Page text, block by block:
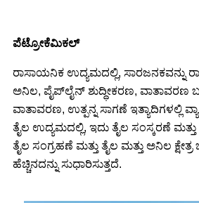
ಪೆಟ್ರೋಕೆಮಿಕಲ್
ರಾಸಾಯನಿಕ ಉದ್ಯಮದಲ್ಲಿ, ಸಾರಜನಕವನ್ನು
ಅನಿಲ, ಪೈಪ್‌ಲೈನ್ ಶುದ್ಧೀಕರಣ, ವಾತಾವರಣ
ವಾತಾವರಣ, ಉತ್ಪನ್ನ ಸಾಗಣೆ ಇತ್ಯಾದಿಗಳಲ್ಲಿ
ತೈಲ ಉದ್ಯಮದಲ್ಲಿ, ಇದು ತೈಲ ಸಂಸ್ಕರಣೆ ಮತ್ತು
ತೈಲ ಸಂಗ್ರಹಣೆ ಮತ್ತು ತೈಲ ಮತ್ತು ಅನಿಲ
ಹೆಚ್ಚಿನದನ್ನು ಸುಧಾರಿಸುತ್ತದೆ.